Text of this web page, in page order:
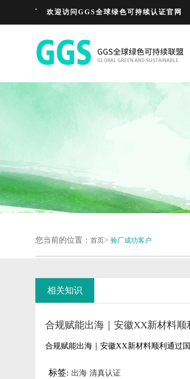
欢迎访问GGS全球绿色可持续认证官网
您当前的位置： 首页 > 验厂成功客户
相关知识
合规赋能出海｜安徽XX新材料顺
合规赋能出海｜安徽XX新材料顺利通过
标签: 出海 清真认证